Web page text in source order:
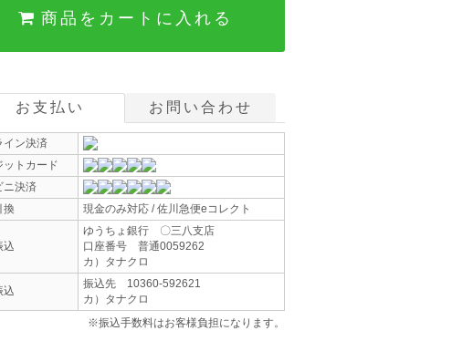
商品をカートに入れる
お支払い お問い合わせ
イン決済
ットカード
ニ決済
換
現金のみ対応 / 佐川急便eコレクト
込
ゆうちょ銀行 〇三八支店
口座番号 普通0059262
カ）タナクロ
込
振込先 10360-592621
カ）タナクロ
※振込手数料はお客様負担になります。